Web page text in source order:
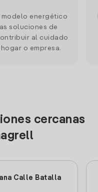
modelo energético
soluciones de
al cuidado
o empresa.
cercanas
Calle Batalla